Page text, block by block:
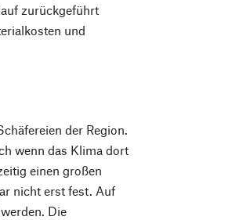
zurückgeführt
und
der Region.
wenn das Klima dort
einen großen
nicht erst fest. Auf
Die